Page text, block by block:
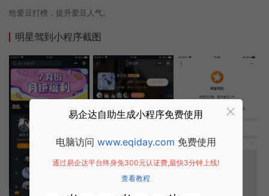
给爱豆打榜，提升爱豆人气。
明星驾到小程序截图
易企达自助生成小程序免费使用
电脑访问 www.eqiday.com 免费使用
通过易企达平台终身免300元认证费,最快3分钟上线!
查看教程